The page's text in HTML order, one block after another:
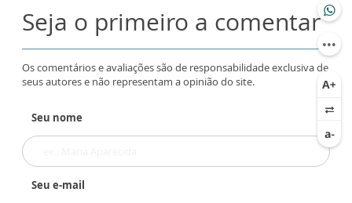
Seja o primeiro a comentar
Os comentários e avaliações são de responsabilidade exclusiva de
seus autores e não representam a opinião do site.
Seu nome
Seu e-mail